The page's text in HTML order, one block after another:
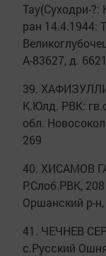
Тау(Суходри-
ран 14.4.1944:
А-83627, д. 6621
39.
К.Юлд. РВК:
обл.
269
40. ХИСАМОВ
Р.Слоб.РВК,
Оршанский р-
41. ЧЕЧНЕВ
с.Русский